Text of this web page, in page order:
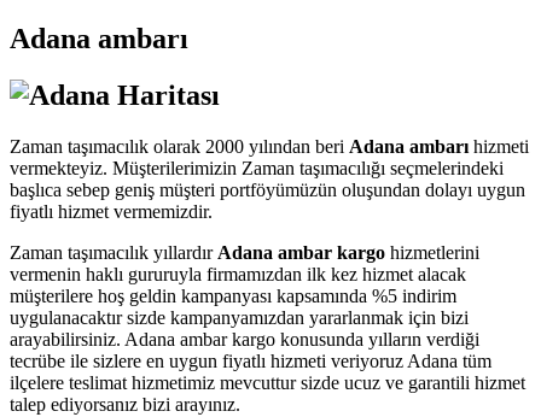
Adana ambarı
Zaman taşımacılık olarak 2000 yılından beri Adana ambarı hizmeti
vermekteyiz. Müşterilerimizin Zaman taşımacılığı seçmelerindeki
başlıca sebep geniş müşteri portföyümüzün oluşundan dolayı uygun
fiyatlı hizmet vermemizdir.
Zaman taşımacılık yıllardır Adana ambar kargo hizmetlerini
vermenin haklı gururuyla firmamızdan ilk kez hizmet alacak
müşterilere hoş geldin kampanyası kapsamında %5 indirim
uygulanacaktır sizde kampanyamızdan yararlanmak için bizi
arayabilirsiniz. Adana ambar kargo konusunda yılların verdiği
tecrübe ile sizlere en uygun fiyatlı hizmeti veriyoruz Adana tüm
ilçelere teslimat hizmetimiz mevcuttur sizde ucuz ve garantili hizmet
talep ediyorsanız bizi arayınız.